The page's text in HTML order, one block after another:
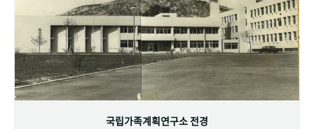
국립가족계획연구소 전경